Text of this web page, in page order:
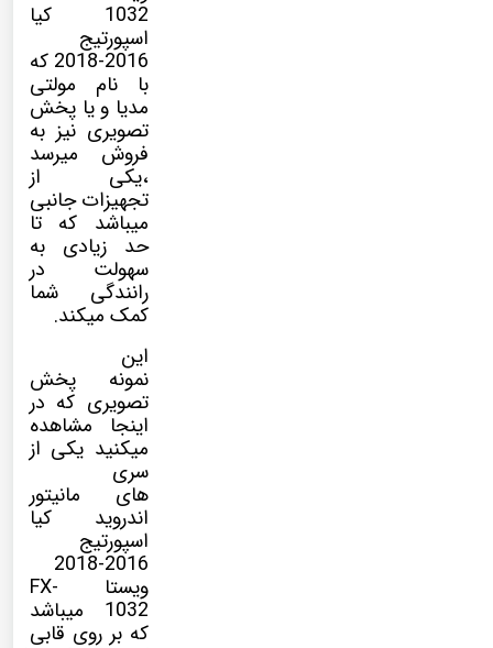
1032 کیا
اسپورتیج
2016-2018 که
با نام مولتی
مدیا و یا پخش
تصویری نیز به
فروش میرسد
،یکی از
تجهیزات جانبی
میباشد که تا
حد زیادی به
سهولت در
رانندگی شما
کمک میکند.
این
نمونه پخش
تصویری که در
اینجا مشاهده
میکنید یکی از
سری
های مانیتور
اندروید کیا
اسپورتیج
2016-2018
ویستا FX-
1032 میباشد
که بر روی قابی